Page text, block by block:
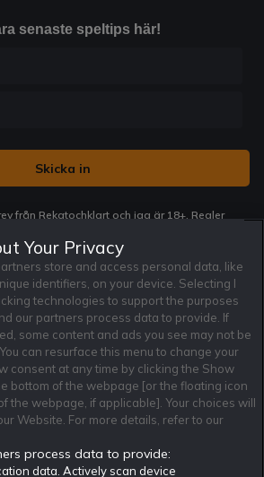
senaste speltips här!
från Rekatochklart och jag är 18+. Regler
ledande betting-community. 2017 nominerades
Ansvarsfullt Spelande
Nyhetsarkiv
Tipsarkiv
Cookie Policy
Användarvilkor
Integritetspolicy
Sportkalender
Your Privacy
store and access personal data, like
identifiers, on your device. Selecting I
technologies to support the purposes
our partners process data to provide. If
some content and ads you see may not be
can resurface this menu to change your
consent at any time by clicking the Show
bottom of the webpage [or the floating icon
the webpage, if applicable]. Your choices will
Website. For more details, refer to our
process data to provide:
data. Actively scan device